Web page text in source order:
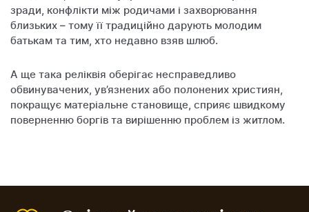
зради, конфлікти між родичами і захворювання
близьких – тому її традиційно дарують молодим
батькам та тим, хто недавно взяв шлюб.
А ще така реліквія оберігає несправедливо
обвинувачених, ув’язнених або полонених християн,
покращує матеріальне становище, сприяє швидкому
поверненню боргів та вирішенню проблем із житлом.